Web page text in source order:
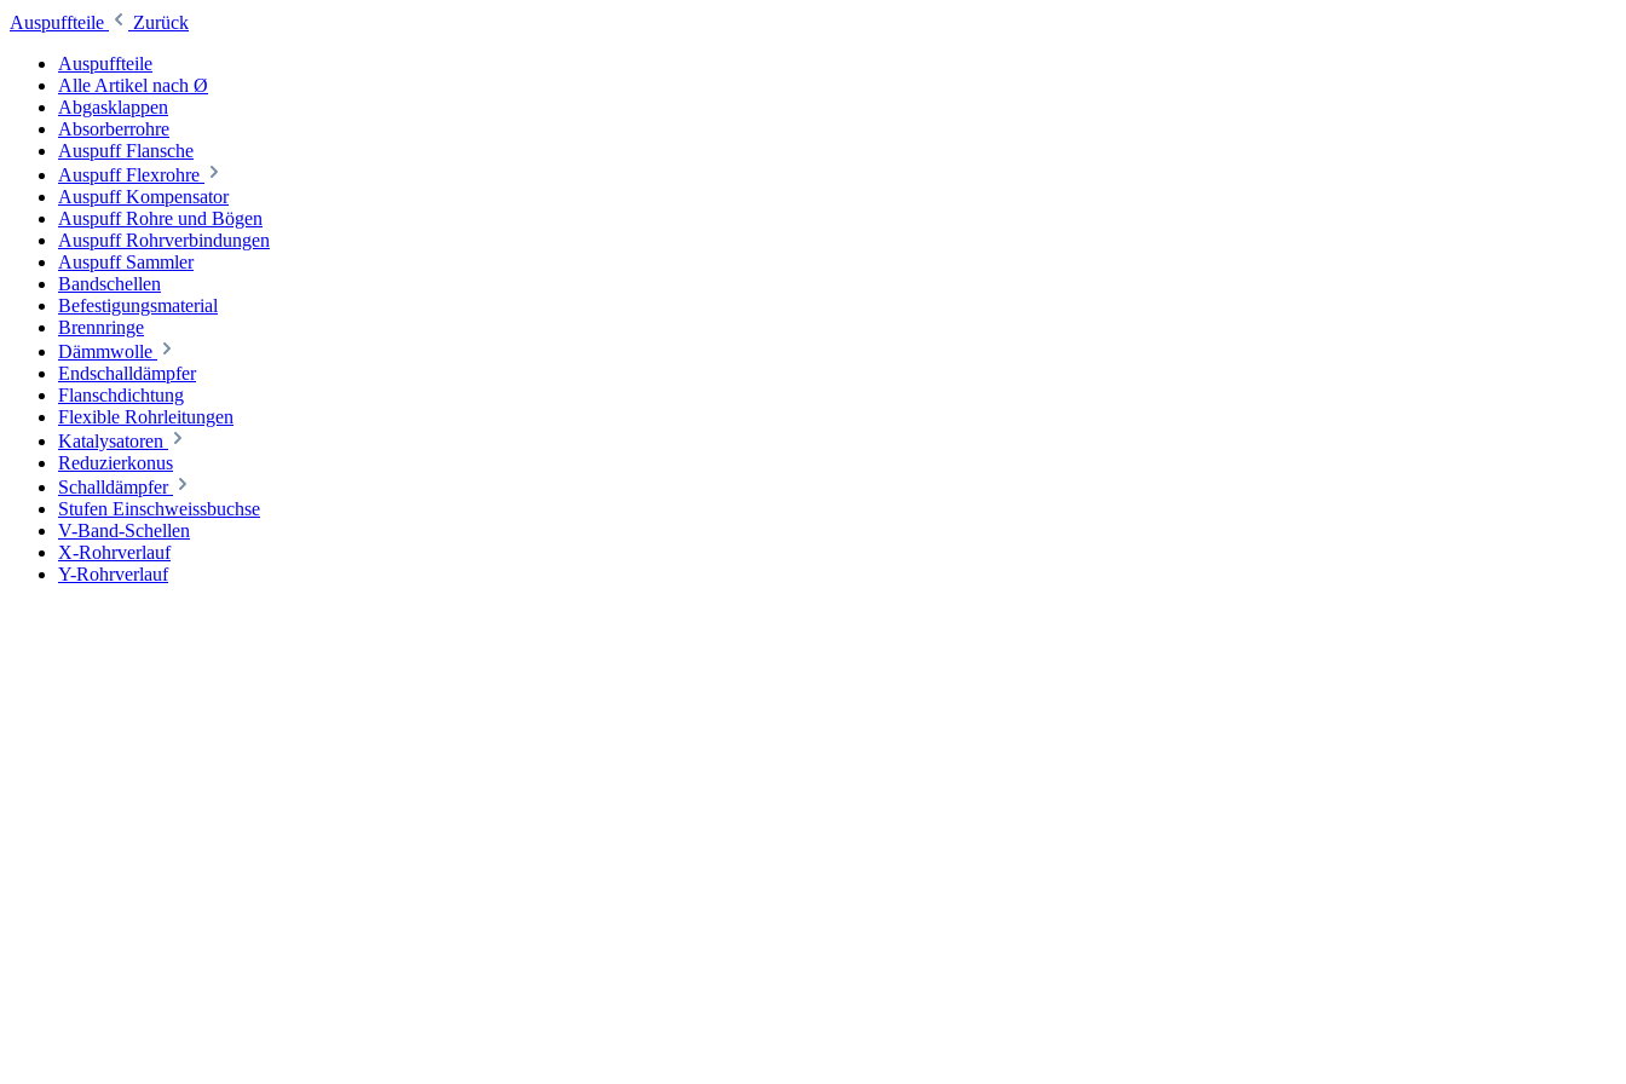
Auspuffteile
Zurück
Auspuffteile
Alle Artikel nach Ø
Abgasklappen
Absorberrohre
Auspuff Flansche
Auspuff Flexrohre
Auspuff Kompensator
Auspuff Rohre und Bögen
Auspuff Rohrverbindungen
Auspuff Sammler
Bandschellen
Befestigungsmaterial
Brennringe
Dämmwolle
Endschalldämpfer
Flanschdichtung
Flexible Rohrleitungen
Katalysatoren
Reduzierkonus
Schalldämpfer
Stufen Einschweissbuchse
V-Band-Schellen
X-Rohrverlauf
Y-Rohrverlauf